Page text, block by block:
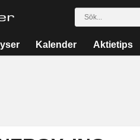
Kalender Aktietips